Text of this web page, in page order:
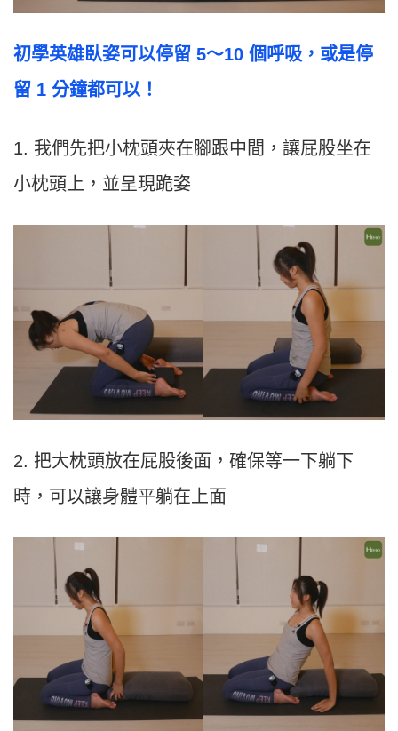
初學英雄臥姿可以停留 5～10 個呼吸，或是停
留 1 分鐘都可以！
1. 我們先把小枕頭夾在腳跟中間，讓屁股坐在
小枕頭上，並呈現跪姿
2. 把大枕頭放在屁股後面，確保等一下躺下
時，可以讓身體平躺在上面